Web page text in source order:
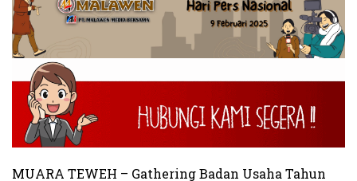
MUARA TEWEH – Gathering Badan Usaha Tahun